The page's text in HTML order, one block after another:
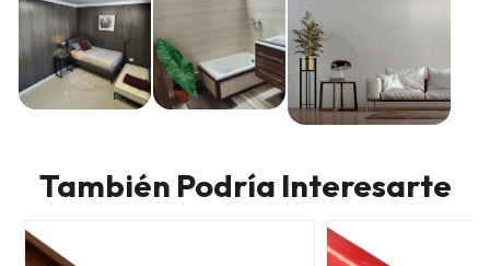
También Podría Interesarte